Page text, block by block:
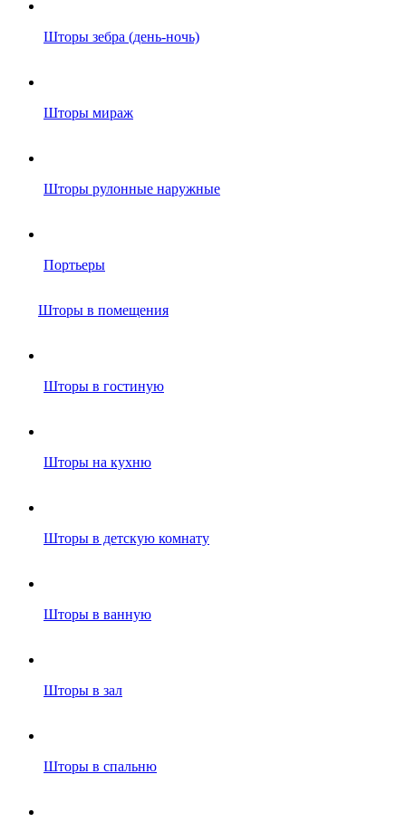
Шторы зебра (день-ночь)
Шторы мираж
Шторы рулонные наружные
Портьеры
Шторы в помещения
Шторы в гостиную
Шторы на кухню
Шторы в детскую комнату
Шторы в ванную
Шторы в зал
Шторы в спальню